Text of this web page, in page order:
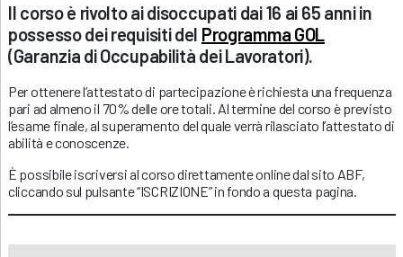
Il corso è rivolto ai disoccupati dai 16 ai 65 anni in
possesso dei requisiti del Programma GOL
(Garanzia di Occupabilità dei Lavoratori).
Per ottenere l’attestato di partecipazione è richiesta una frequenza
pari ad almeno il 70% delle ore totali. Al termine del corso è previsto
l’esame finale, al superamento del quale verrà rilasciato l’attestato di
abilità e conoscenze.
È possibile iscriversi al corso direttamente online dal sito ABF,
cliccando sul pulsante “ISCRIZIONE” in fondo a questa pagina.